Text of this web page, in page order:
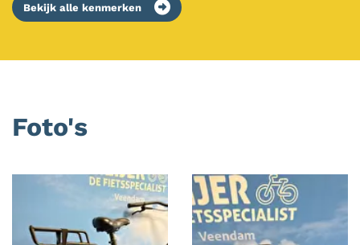
Bekijk alle kenmerken
Foto's